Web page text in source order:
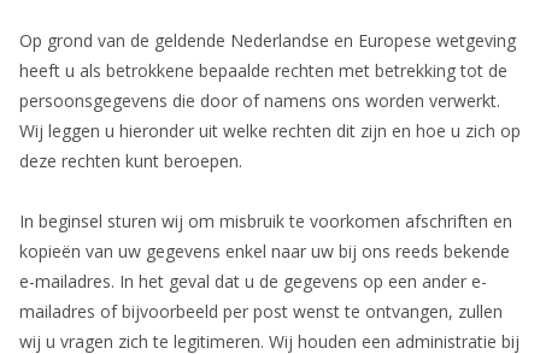
Op grond van de geldende Nederlandse en Europese wetgeving
heeft u als betrokkene bepaalde rechten met betrekking tot de
persoonsgegevens die door of namens ons worden verwerkt.
Wij leggen u hieronder uit welke rechten dit zijn en hoe u zich op
deze rechten kunt beroepen.
In beginsel sturen wij om misbruik te voorkomen afschriften en
kopieën van uw gegevens enkel naar uw bij ons reeds bekende
e-mailadres. In het geval dat u de gegevens op een ander e-
mailadres of bijvoorbeeld per post wenst te ontvangen, zullen
wij u vragen zich te legitimeren. Wij houden een administratie bij